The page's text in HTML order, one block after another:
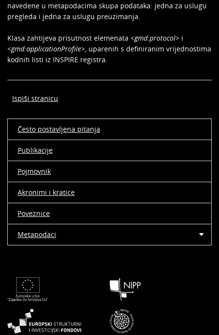
navedene u metapodacima skupa podataka: jedna za uslugu
pregleda i jedna za uslugu preuzimanja.
Klasa zahtijeva prisutnost elemenata <gmd:protocol> i
<gmd:applicationProfile>, uparenih s definiranim vrijednostima
kodnih listi iz INSPIRE registra.
Ispiši stranicu
Često postavljena pitanja
Publikacije
Pojmovnik
Akronimi i kratice
Poveznice
Metapodaci